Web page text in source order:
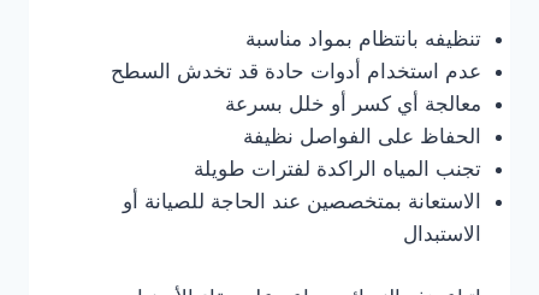
تنظيفه بانتظام بمواد مناسبة
عدم استخدام أدوات حادة قد تخدش السطح
معالجة أي كسر أو خلل بسرعة
الحفاظ على الفواصل نظيفة
تجنب المياه الراكدة لفترات طويلة
الاستعانة بمتخصصين عند الحاجة للصيانة أو
الاستبدال